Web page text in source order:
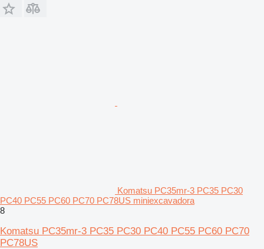
Komatsu PC35mr-3 PC35 PC30
PC40 PC55 PC60 PC70 PC78US miniexcavadora
8
Komatsu PC35mr-3 PC35 PC30 PC40 PC55 PC60 PC70
PC78US